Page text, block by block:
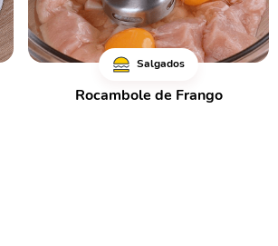
Salgados
Rocambole de Frango